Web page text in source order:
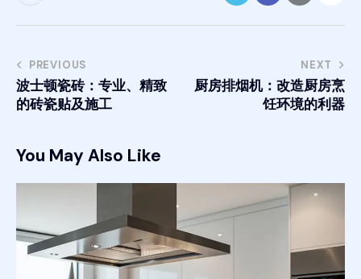
PREVIOUS
波士顿瓷砖：专业、精致
的砖瓷贴及施工
NEXT
厨房排烟机：改造厨房烹
饪环境的利器
You May Also Like